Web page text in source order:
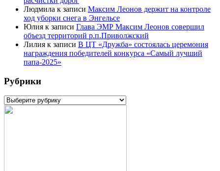
Людмила к записи Максим Леонов держит на контроле
ход уборки снега в Энгельсе
Юлия к записи Глава ЭМР Максим Леонов совершил
объезд территорий р.п.Приволжский
Лилия к записи В ЦТ «Дружба» состоялась церемония
награждения победителей конкурса «Самый лучший
папа-2025»
Рубрики
Рубрики